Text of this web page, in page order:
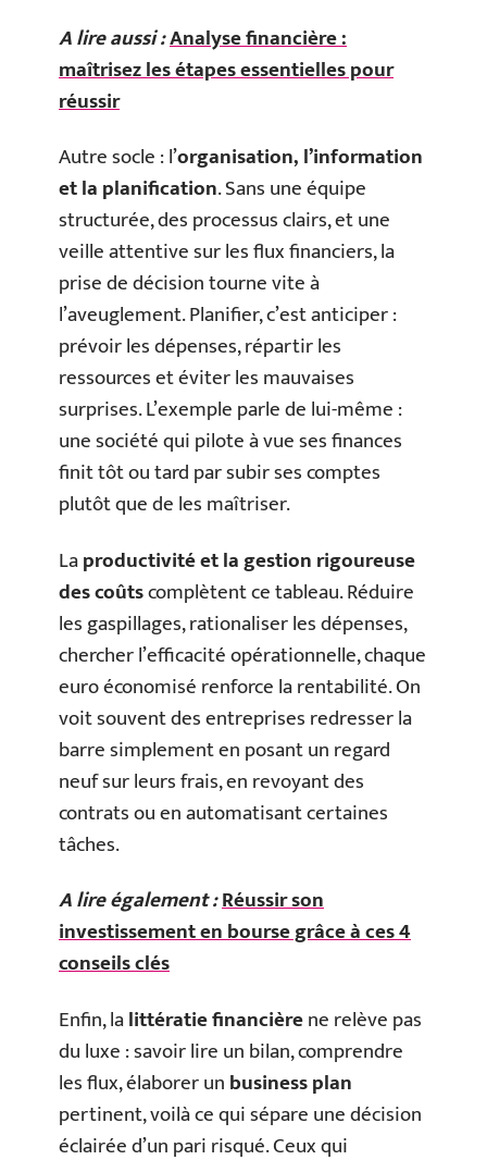
A lire aussi :Analyse financière :
maîtrisez les étapes essentielles pour
réussir
Autre socle : l’organisation, l’information
et la planification. Sans une équipe
structurée, des processus clairs, et une
veille attentive sur les flux financiers, la
prise de décision tourne vite à
l’aveuglement. Planifier, c’est anticiper :
prévoir les dépenses, répartir les
ressources et éviter les mauvaises
surprises. L’exemple parle de lui-même :
une société qui pilote à vue ses finances
finit tôt ou tard par subir ses comptes
plutôt que de les maîtriser.
Laproductivité et la gestion rigoureuse
des coûtscomplètent ce tableau. Réduire
les gaspillages, rationaliser les dépenses,
chercher l’efficacité opérationnelle, chaque
euro économisé renforce la rentabilité. On
voit souvent des entreprises redresser la
barre simplement en posant un regard
neuf sur leurs frais, en revoyant des
contrats ou en automatisant certaines
tâches.
A lire également :Réussir son
investissement en bourse grâce à ces 4
conseils clés
Enfin, lalittératie financièrene relève pas
du luxe : savoir lire un bilan, comprendre
les flux, élaborer unbusiness plan
pertinent, voilà ce qui sépare une décision
éclairée d’un pari risqué. Ceux qui